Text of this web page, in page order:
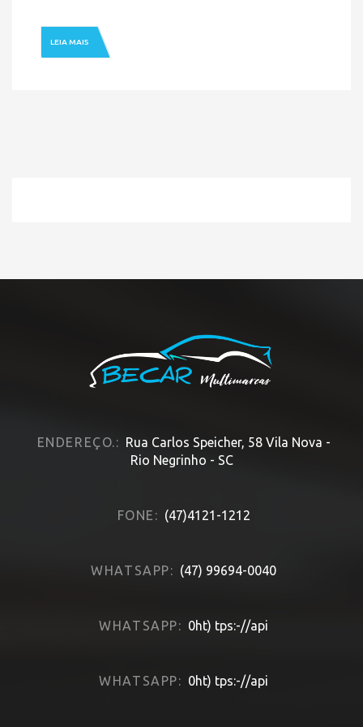
LEIA MAIS
ENDEREÇO.: Rua Carlos Speicher, 58 Vila Nova -
Rio Negrinho - SC
FONE: (47)4121-1212
WHATSAPP: (47) 99694-0040
WHATSAPP: 0ht) tps:-//api
WHATSAPP: 0ht) tps:-//api